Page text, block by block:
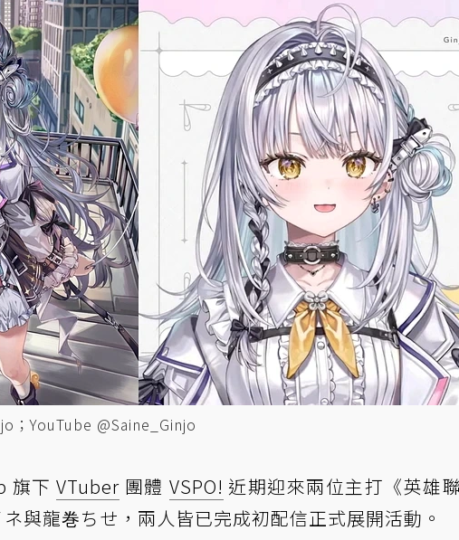
；YouTube @Saine_Ginjo
旗下VTuber 團體 VSPO! 近期迎來兩位主打《英雄
與龍巻ちせ，兩人皆已完成初配信正式展開活動。